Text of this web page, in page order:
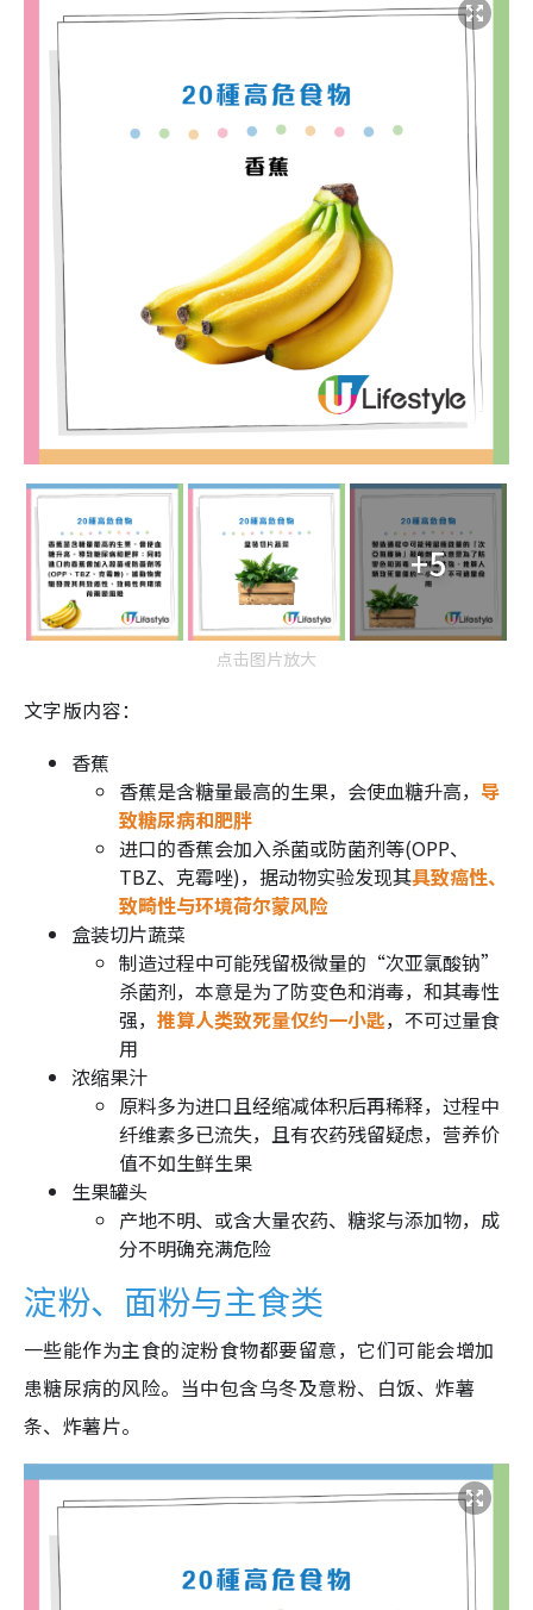
+5
点击图片放大
文字版内容：
香蕉
香蕉是含糖量最高的生果，会使血糖升高， 导
致糖尿病和肥胖
进口的香蕉会加入杀菌或防菌剂等(OPP、
TBZ、克霉唑)，据动物实验发现其具致癌性、
致畸性与环境荷尔蒙风险
盒装切片蔬菜
制造过程中可能残留极微量的“次亚氯酸钠”
杀菌剂，本意是为了防变色和消毒，和其毒性
强， 推算人类致死量仅约一小匙，不可过量食
用
浓缩果汁
原料多为进口且经缩减体积后再稀释，过程中
纤维素多已流失，且有农药残留疑虑，营养价
值不如生鲜生果
生果罐头
产地不明、或含大量农药、糖浆与添加物，成
分不明确充满危险
淀粉、面粉与主食类
一些能作为主食的淀粉食物都要留意，它们可能会增加
患糖尿病的风险。当中包含乌冬及意粉、白饭、炸薯
条、炸薯片。